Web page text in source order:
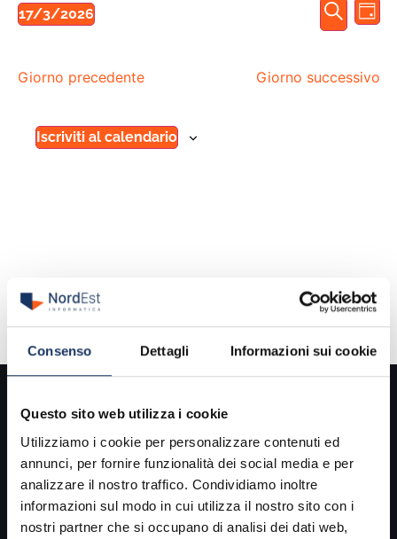
Consenso Dettagli Informazioni sui cookie
Questo sito web utilizza i cookie
Utilizziamo i cookie per personalizzare contenuti ed
annunci, per fornire funzionalità dei social media e per
analizzare il nostro traffico. Condividiamo inoltre
informazioni sul modo in cui utilizza il nostro sito con i
nostri partner che si occupano di analisi dei dati web,
e
Cerca
17/3/2026
Giorno precedente
Giorno successivo
Iscriviti al calendario
Siamo nati nel 1996 dalle esperienze e capacità di diversi
professionisti nel campo dell’Information Technology